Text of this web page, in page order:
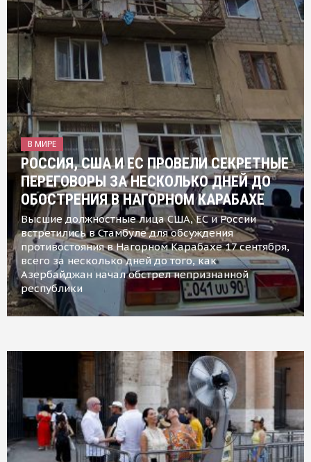
В МИРЕ
РОССИЯ, США И ЕС ПРОВЕЛИ СЕКРЕТНЫЕ
ПЕРЕГОВОРЫ ЗА НЕСКОЛЬКО ДНЕЙ ДО
ОБОСТРЕНИЯ В НАГОРНОМ КАРАБАХЕ
Высшие должностные лица США, ЕС и России
встретились в Стамбуле для обсуждения
противостояния в Нагорном Карабахе 17 сентября,
всего за несколько дней до того, как
Азербайджан начал обстрел непризнанной
республики